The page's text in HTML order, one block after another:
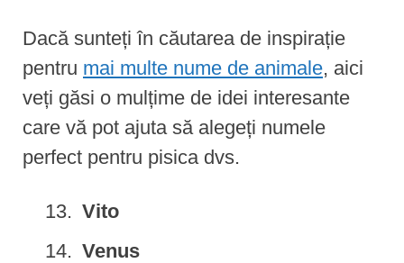
Dacă sunteți în căutarea de inspirație
pentru mai multe nume de animale, aici
veți găsi o mulțime de idei interesante
care vă pot ajuta să alegeți numele
perfect pentru pisica dvs.
Vito
Venus